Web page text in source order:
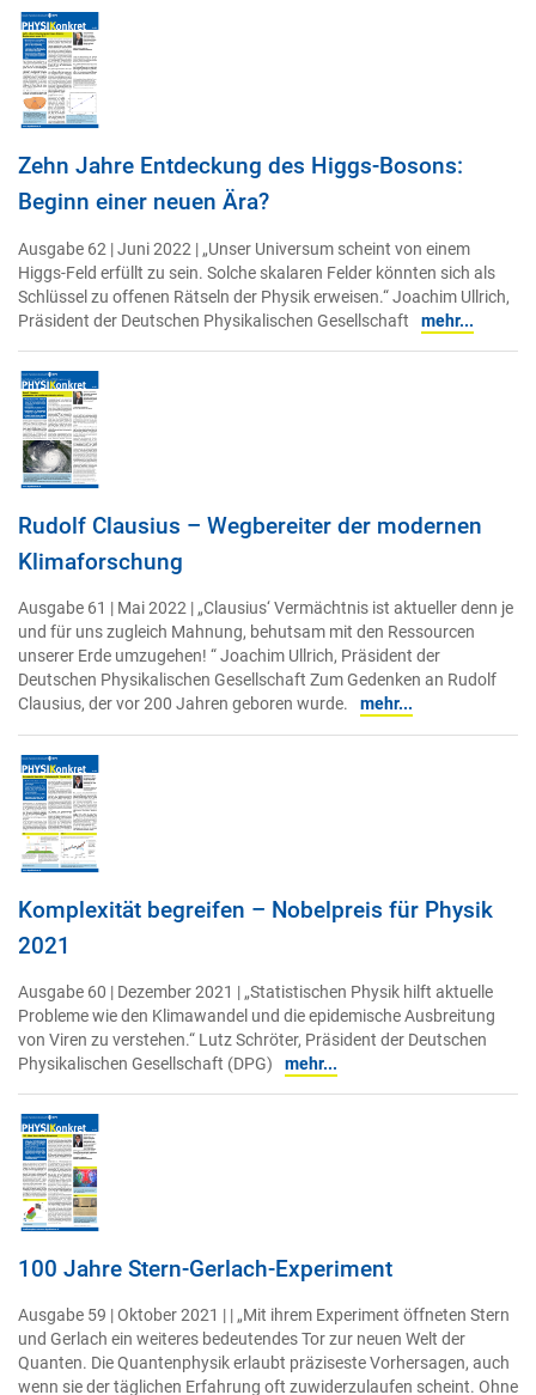
Zehn Jahre Entdeckung des Higgs-Bosons:
Beginn einer neuen Ära?
Ausgabe 62 | Juni 2022 | „Unser Universum scheint von einem
Higgs-Feld erfüllt zu sein. Solche skalaren Felder könnten sich als
Schlüssel zu offenen Rätseln der Physik erweisen.“ Joachim Ullrich,
Präsident der Deutschen Physikalischen Gesellschaft
mehr...
Rudolf Clausius – Wegbereiter der modernen
Klimaforschung
Ausgabe 61 | Mai 2022 | „Clausius‘ Vermächtnis ist aktueller denn je
und für uns zugleich Mahnung, behutsam mit den Ressourcen
unserer Erde umzugehen! “ Joachim Ullrich, Präsident der
Deutschen Physikalischen Gesellschaft Zum Gedenken an Rudolf
Clausius, der vor 200 Jahren geboren wurde.
mehr...
Komplexität begreifen – Nobelpreis für Physik
2021
Ausgabe 60 | Dezember 2021 | „Statistischen Physik hilft aktuelle
Probleme wie den Klimawandel und die epidemische Ausbreitung
von Viren zu verstehen.“ Lutz Schröter, Präsident der Deutschen
Physikalischen Gesellschaft (DPG)
mehr...
100 Jahre Stern-Gerlach-Experiment
Ausgabe 59 | Oktober 2021 | | „Mit ihrem Experiment öffneten Stern
und Gerlach ein weiteres bedeutendes Tor zur neuen Welt der
Quanten. Die Quantenphysik erlaubt präziseste Vorhersagen, auch
wenn sie der täglichen Erfahrung oft zuwiderzulaufen scheint. Ohne